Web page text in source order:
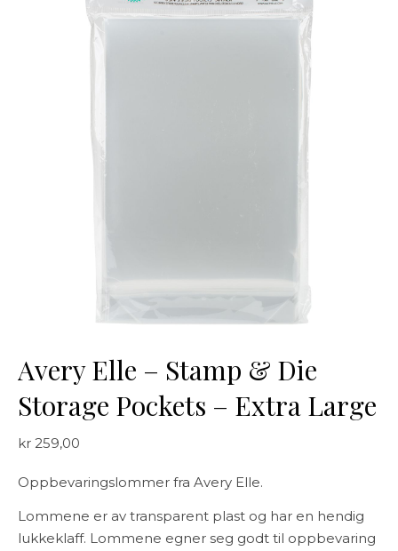
Avery Elle – Stamp & Die
Storage Pockets – Extra Large
kr 259,00
Oppbevaringslommer fra Avery Elle.
Lommene er av transparent plast og har en hendig
lukkeklaff. Lommene egner seg godt til oppbevaring